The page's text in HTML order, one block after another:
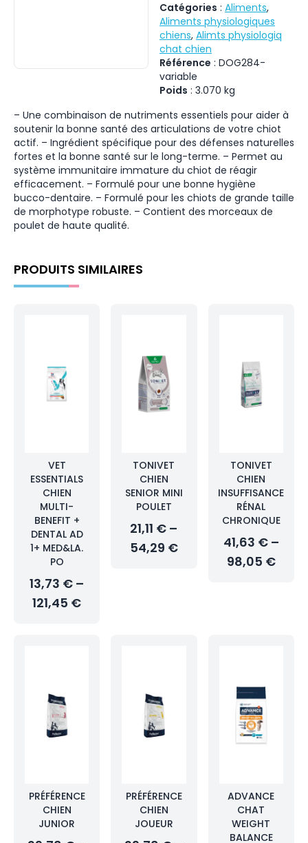
Catégories : Aliments,
Aliments physiologiques
chiens, Alimts physiologiq
chat chien
Référence : DOG284-
variable
Poids : 3.070 kg
– Une combinaison de nutriments essentiels pour aider à
soutenir la bonne santé des articulations de votre chiot
actif. – Ingrédient spécifique pour des défenses naturelles
fortes et la bonne santé sur le long-terme. – Permet au
système immunitaire immature du chiot de réagir
efficacement. – Formulé pour une bonne hygiène
bucco-dentaire. – Formulé pour les chiots de grande taille
de morphotype robuste. – Contient des morceaux de
poulet de haute qualité.
PRODUITS SIMILAIRES
VET
ESSENTIALS
CHIEN
MULTI-
BENEFIT +
DENTAL AD
1+ MED&LA.
PO
13,73 € –
121,45 €
TONIVET
CHIEN
SENIOR MINI
POULET
21,11 € –
54,29 €
TONIVET
CHIEN
INSUFFISANCE
RÉNAL
CHRONIQUE
41,63 € –
98,05 €
PRÉFÉRENCE
CHIEN
JUNIOR
PRÉFÉRENCE
CHIEN
JOUEUR
ADVANCE
CHAT
WEIGHT
BALANCE